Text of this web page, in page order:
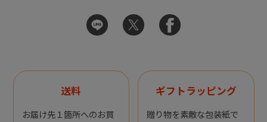
送料
お届け先１箇所へのお買
ギフトラッピング
贈り物を素敵な包装紙で